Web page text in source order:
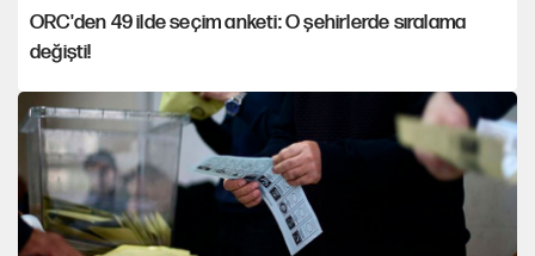
ORC'den 49 ilde seçim anketi: O şehirlerde sıralama
değişti!